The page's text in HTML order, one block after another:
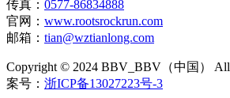
传真： 0577-86834888
官网： www.rootsrockrun.com
邮箱： tian@wztianlong.com
Copyright © 2024 BBV_BBV（中国） All
案号： 浙ICP备13027223号-3